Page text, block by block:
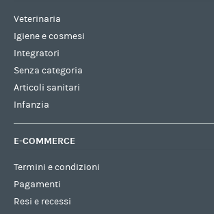
Veterinaria
Igiene e cosmesi
Integratori
Senza categoria
Articoli sanitari
Infanzia
E-COMMERCE
Termini e condizioni
Pagamenti
Resi e recessi